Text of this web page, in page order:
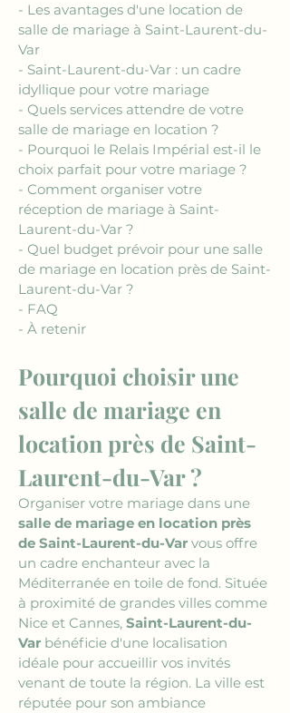
- Les avantages d'une location de
salle de mariage à Saint-Laurent-du-
Var
- Saint-Laurent-du-Var : un cadre
idyllique pour votre mariage
- Quels services attendre de votre
salle de mariage en location ?
- Pourquoi le Relais Impérial est-il le
choix parfait pour votre mariage ?
- Comment organiser votre
réception de mariage à Saint-
Laurent-du-Var ?
- Quel budget prévoir pour une salle
de mariage en location près de Saint-
Laurent-du-Var ?
- FAQ
- À retenir
Pourquoi choisir une
salle de mariage en
location près de Saint-
Laurent-du-Var ?
Organiser votre mariage dans une
salle de mariage en location près
de Saint-Laurent-du-Var vous offre
un cadre enchanteur avec la
Méditerranée en toile de fond. Située
à proximité de grandes villes comme
Nice et Cannes, Saint-Laurent-du-
Var bénéficie d'une localisation
idéale pour accueillir vos invités
venant de toute la région. La ville est
réputée pour son ambiance